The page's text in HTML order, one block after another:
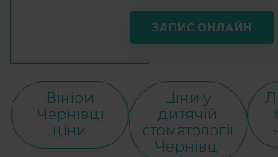
ЗАПИС ОНЛАЙН
Вініри
Чернівці
ціни
Ціни у
дитячій
стоматології
Чернівці